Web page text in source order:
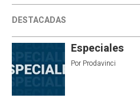
DESTACADAS
Especiales
Por Prodavinci